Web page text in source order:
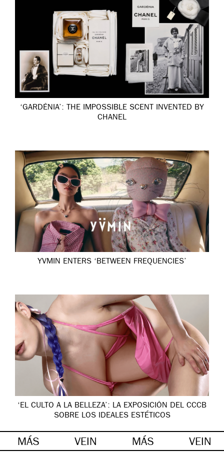
‘GARDÉNIA’: THE IMPOSSIBLE SCENT INVENTED BY
CHANEL
YVMIN ENTERS ‘BETWEEN FREQUENCIES’
‘EL CULTO A LA BELLEZA’: LA EXPOSICIÓN DEL CCCB
SOBRE LOS IDEALES ESTÉTICOS
MÁS VEIN MÁS VEIN